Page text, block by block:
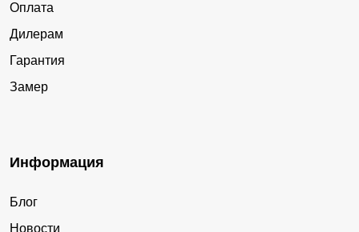
Оплата
Дилерам
Гарантия
Замер
Информация
Блог
Новости